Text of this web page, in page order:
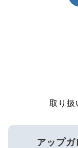
取り扱
アップ